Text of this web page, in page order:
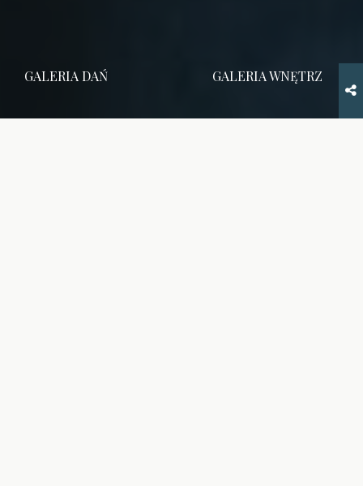
GALERIA DAŃ GALERIA WNĘTRZ